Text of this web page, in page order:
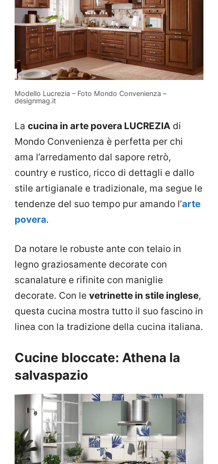
Modello Lucrezia – Foto Mondo Convenienza –
designmag.it
La cucina in arte povera LUCREZIA di
Mondo Convenienza è perfetta per chi
ama l’arredamento dal sapore retrò,
country e rustico, ricco di dettagli e dallo
stile artigianale e tradizionale, ma segue le
tendenze del suo tempo pur amando l’arte
povera.
Da notare le robuste ante con telaio in
legno graziosamente decorate con
scanalature e rifinite con maniglie
decorate. Con le vetrinette in stile inglese,
questa cucina mostra tutto il suo fascino in
linea con la tradizione della cucina italiana.
Cucine bloccate: Athena la
salvaspazio